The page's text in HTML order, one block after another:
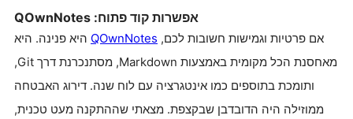
אפשרות קוד פתוח: QOwnNotes
אם פרטיות וגמישות חשובות לכם, QOwnNotes היא פנינה. היא
מאחסנת הכל מקומית באמצעות Markdown, מסתנכרנת דרך Git,
ותומכת בתוספים כמו אינטגרציה עם לוח שנה. דירוג האבטחה
ממוזילה היה הדובדבן שבקצפת. מצאתי שההתקנה מעט טכנית,